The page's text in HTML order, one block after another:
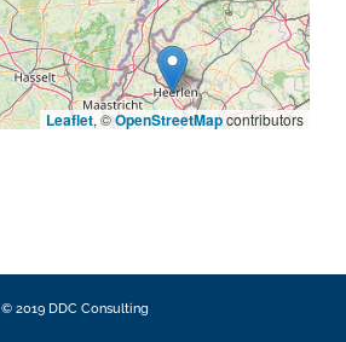
Leaflet, ©OpenStreetMapcontributors
© 2019 DDC Consulting